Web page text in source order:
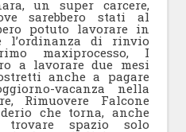
un super carcere,
sarebbero stati al
potuto lavorare in
l’ordinanza di rinvio
maxiprocesso, I
a lavorare due mesi
anche a pagare
vacanza nella
Rimuovere Falcone
che torna, anche
trovare spazio solo